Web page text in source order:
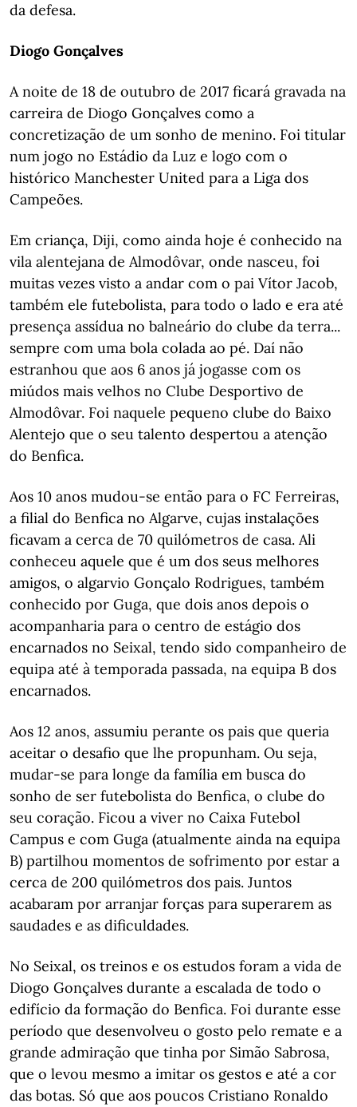
da defesa.
Diogo Gonçalves
A noite de 18 de outubro de 2017 ficará gravada na
carreira de Diogo Gonçalves como a
concretização de um sonho de menino. Foi titular
num jogo no Estádio da Luz e logo com o
histórico Manchester United para a Liga dos
Campeões.
Em criança, Diji, como ainda hoje é conhecido na
vila alentejana de Almodôvar, onde nasceu, foi
muitas vezes visto a andar com o pai Vítor Jacob,
também ele futebolista, para todo o lado e era até
presença assídua no balneário do clube da terra...
sempre com uma bola colada ao pé. Daí não
estranhou que aos 6 anos já jogasse com os
miúdos mais velhos no Clube Desportivo de
Almodôvar. Foi naquele pequeno clube do Baixo
Alentejo que o seu talento despertou a atenção
do Benfica.
Aos 10 anos mudou-se então para o FC Ferreiras,
a filial do Benfica no Algarve, cujas instalações
ficavam a cerca de 70 quilómetros de casa. Ali
conheceu aquele que é um dos seus melhores
amigos, o algarvio Gonçalo Rodrigues, também
conhecido por Guga, que dois anos depois o
acompanharia para o centro de estágio dos
encarnados no Seixal, tendo sido companheiro de
equipa até à temporada passada, na equipa B dos
encarnados.
Aos 12 anos, assumiu perante os pais que queria
aceitar o desafio que lhe propunham. Ou seja,
mudar-se para longe da família em busca do
sonho de ser futebolista do Benfica, o clube do
seu coração. Ficou a viver no Caixa Futebol
Campus e com Guga (atualmente ainda na equipa
B) partilhou momentos de sofrimento por estar a
cerca de 200 quilómetros dos pais. Juntos
acabaram por arranjar forças para superarem as
saudades e as dificuldades.
No Seixal, os treinos e os estudos foram a vida de
Diogo Gonçalves durante a escalada de todo o
edifício da formação do Benfica. Foi durante esse
período que desenvolveu o gosto pelo remate e a
grande admiração que tinha por Simão Sabrosa,
que o levou mesmo a imitar os gestos e até a cor
das botas. Só que aos poucos Cristiano Ronaldo